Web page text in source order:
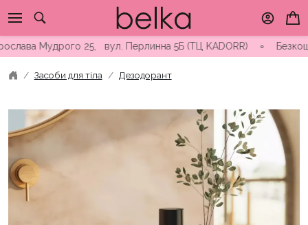
to
content
25, вул. Перлинна 5Б (ТЦ KADORR) ∘ Безкоштовна
Засоби для тіла Дезодорант